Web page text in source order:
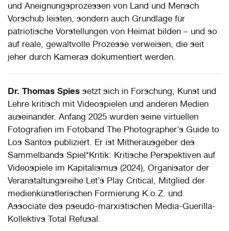
und Aneignungsprozessen von Land und Mensch
Vorschub leisten, sondern auch Grundlage für
patriotische Vorstellungen von Heimat bilden – und so
auf reale, gewaltvolle Prozesse verweisen, die seit
jeher durch Kameras dokumentiert werden.
Dr. Thomas Spies setzt sich in Forschung, Kunst und
Lehre kritisch mit Videospielen und anderen Medien
auseinander. Anfang 2025 wurden seine virtuellen
Fotografien im Fotoband The Photographer’s Guide to
Los Santos publiziert. Er ist Mitherausgeber des
Sammelbands Spiel*Kritik: Kritische Perspektiven auf
Videospiele im Kapitalismus (2024), Organisator der
Veranstaltungsreihe Let’s Play Critical, Mitglied der
medienkünstlerischen Formierung K.o.Z. und
Associate des pseudo-marxistischen Media-Guerilla-
Kollektivs Total Refusal.